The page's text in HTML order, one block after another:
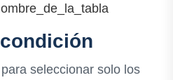
seleccionar solo los